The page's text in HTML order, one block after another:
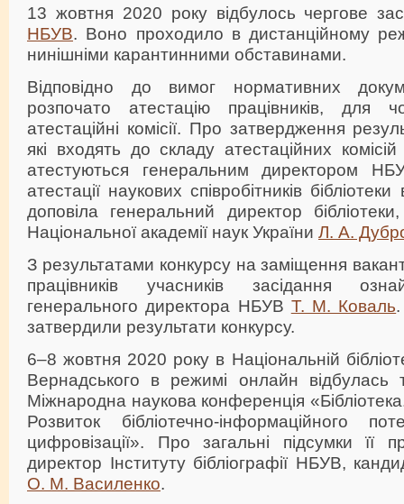
13 жовтня 2020 року відбулось чергове
НБУВ. Воно проходило в дистанційному
нинішніми карантинними обставинами.
Відповідно до вимог нормативних
розпочато атестацію працівників, для
атестаційні комісії. Про затвердження
які входять до складу атестаційних
атестуються генеральним директором
атестації наукових співробітників
доповіла генеральний директор
Національної академії наук України Л. А.
З результатами конкурсу на заміщення
працівників учасників засідання
генерального директора НБУВ Т. М. Коваль
затвердили результати конкурсу.
6–8 жовтня 2020 року в Національній
Вернадського в режимі онлайн відбулась
Міжнародна наукова конференція
Розвиток бібліотечно-інформаційного
цифровізації». Про загальні підсумки її
директор Інституту бібліографії НБУВ,
О. М. Василенко.